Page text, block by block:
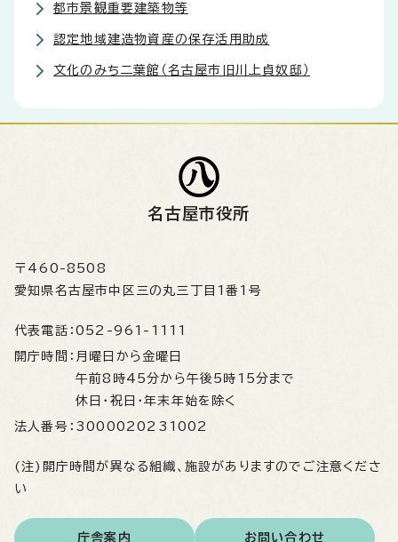
都市景観重要建築物等
認定地域建造物資産の保存活用助成
文化のみち二葉館（名古屋市旧川上貞奴邸）
名古屋市役所
〒460-8508
愛知県名古屋市中区三の丸三丁目1番1号
代表電話： 052-961-1111
開庁時間： 月曜日から金曜日
午前8時45分から午後5時15分まで
休日・祝日・年末年始を除く
法人番号： 3000020231002
(注)開庁時間が異なる組織、施設がありますのでご注意くださ
い
庁舎案内 お問い合わせ